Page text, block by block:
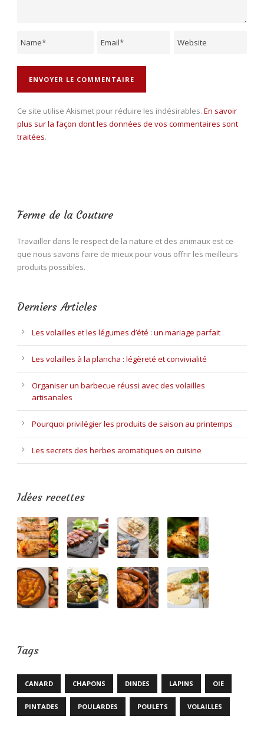
Ce site utilise Akismet pour réduire les indésirables. En savoir
plus sur la façon dont les données de vos commentaires sont
traitées.
Ferme de la Couture
Travailler dans le respect de la nature et des animaux est ce
que nous savons faire de mieux pour vous offrir les meilleurs
produits possibles.
Derniers Articles
Les volailles et les légumes d’été : un mariage parfait
Les volailles à la plancha : légèreté et convivialité
Organiser un barbecue réussi avec des volailles
artisanales
Pourquoi privilégier les produits de saison au printemps
Les secrets des herbes aromatiques en cuisine
Idées recettes
Tags
CANARD CHAPONS DINDES LAPINS OIE
PINTADES POULARDES POULETS VOLAILLES